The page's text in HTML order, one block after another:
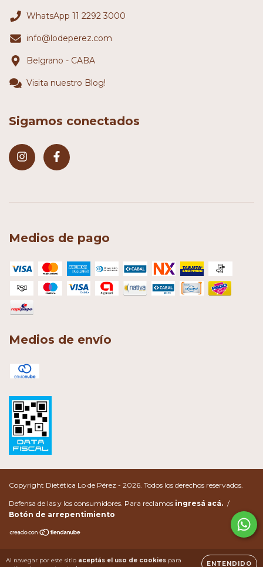
Al navegar por este sitio aceptás el uso de cookies para
ENTENDIDO
WhatsApp 11 2292 3000
info@lodeperez.com
Belgrano - CABA
Visita nuestro Blog!
Sigamos conectados
Medios de pago
Medios de envío
Copyright Dietética Lo de Pérez - 2026. Todos los derechos reservados.
Defensa de las y los consumidores. Para reclamos ingresá acá. /
Botón de arrepentimiento